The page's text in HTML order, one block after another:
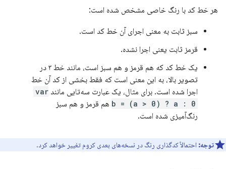
هر خط کد با رنگ خاصی مشخص شده است:
سبز ثابت به معنی اجرای آن خط کد است.
قرمز ثابت یعنی اجرا نشده.
یک خط کد که هم قرمز و هم سبز است، مانند خط ۳ در
تصویر بالا، به این معنی است که فقط بخشی از کد آن خط
اجرا شده است. برای مثال، یک عبارت سه‌تایی مانند var
b = (a > 0) ? a : 0 هم قرمز و هم سبز
رنگ‌آمیزی شده است.
توجه: احتمالاً کدگذاری رنگ در نسخه‌های بعدی کروم تغییر خواهد کرد.